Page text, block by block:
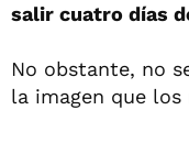
salir cuatro días
No obstante, no
la imagen que los